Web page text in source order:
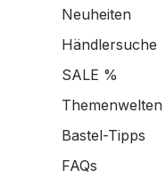
Neuheiten
Händlersuche
SALE %
Themenwelten
Bastel-Tipps
FAQs